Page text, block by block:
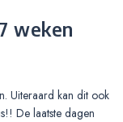
weken
Uiteraard kan dit ook
De laatste dagen